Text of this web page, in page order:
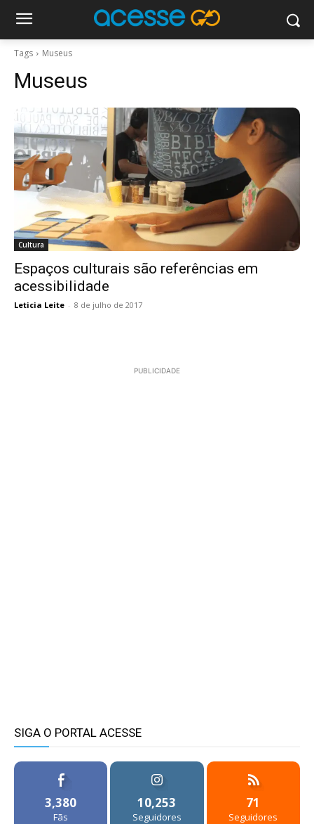
Tags Museus
Museus
Cultura
Espaços culturais são referências em
acessibilidade
Leticia Leite - 8 de julho de 2017
PUBLICIDADE
SIGA O PORTAL ACESSE
3,380
Fãs
10,253
Seguidores
71
Seguidores